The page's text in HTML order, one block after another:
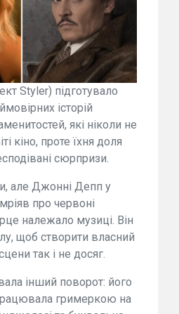
Styler) підготувало
історій
які ніколи не
кіно, проте їхня доля
сюрпризи.
але Джонні Депп у
про червоні
належало музиці. Він
щоб створити власний
так і не досяг.
інший поворот: його
гримеркою на